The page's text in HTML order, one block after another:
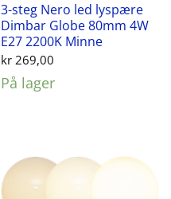
3-steg Nero led lyspære
Dimbar Globe 80mm 4W
E27 2200K Minne
kr269,00
På lager